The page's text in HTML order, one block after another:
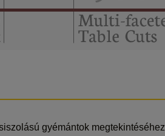
gyémántok megtekintéséhez